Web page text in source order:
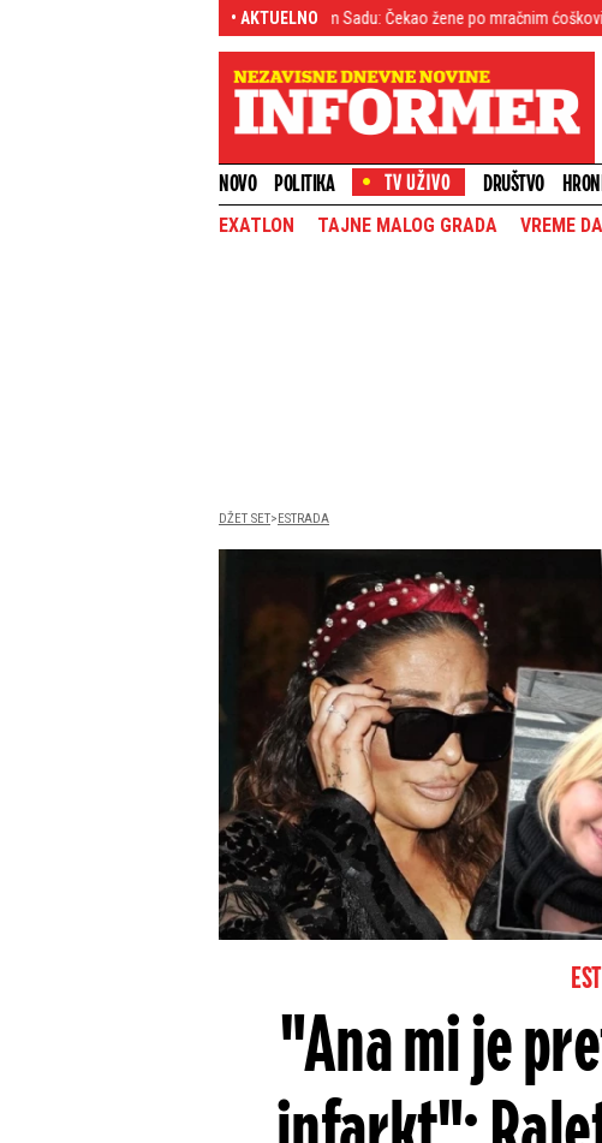
• AKTUELNO
(19) sejao strah po Novom Sadu: Čekao žene po mračnim ćoškovima pa radio ovo
NOVO POLITIKA DRUŠTVO
EXATLON TAJNE MALOG GRADA VREME
DŽET SET ESTRADA
"Ana mi je